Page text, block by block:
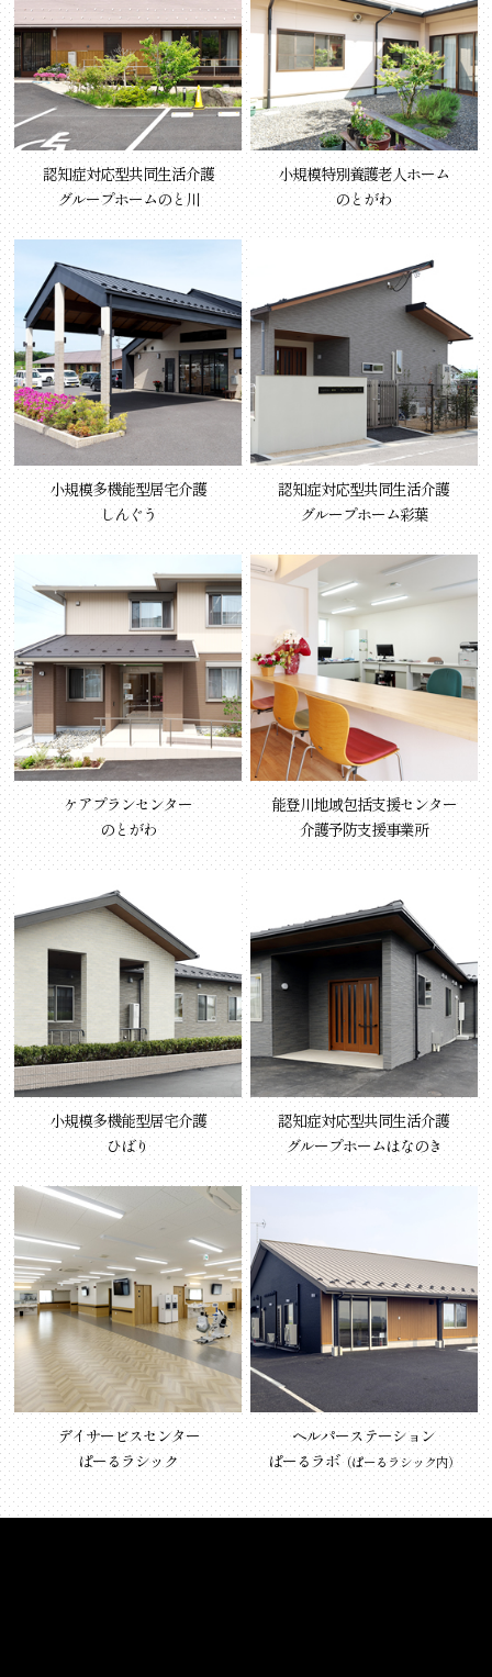
認知症対応型共同生活介護
グループホームのと川
小規模特別養護老人ホーム
のとがわ
小規模多機能型居宅介護
しんぐう
認知症対応型共同生活介護
グループホーム彩葉
ケアプランセンター
のとがわ
能登川地域包括支援センター
介護予防支援事業所
小規模多機能型居宅介護
ひばり
認知症対応型共同生活介護
グループホームはなのき
デイサービスセンター
ぱーるラシック
ヘルパーステーション
ぱーるラボ（ぱーるラシック内）